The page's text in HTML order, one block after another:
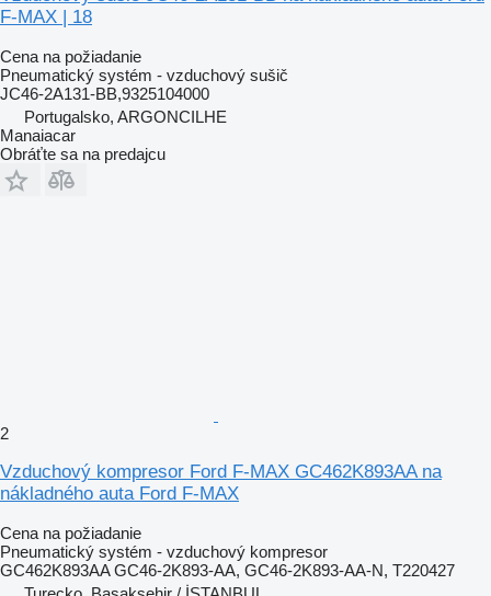
F-MAX | 18
Cena na požiadanie
Pneumatický systém - vzduchový sušič
JC46-2A131-BB,9325104000
Portugalsko, ARGONCILHE
Manaiacar
Obráťte sa na predajcu
2
Vzduchový kompresor Ford F-MAX GC462K893AA na
nákladného auta Ford F-MAX
Cena na požiadanie
Pneumatický systém - vzduchový kompresor
GC462K893AA GC46-2K893-AA, GC46-2K893-AA-N, T220427